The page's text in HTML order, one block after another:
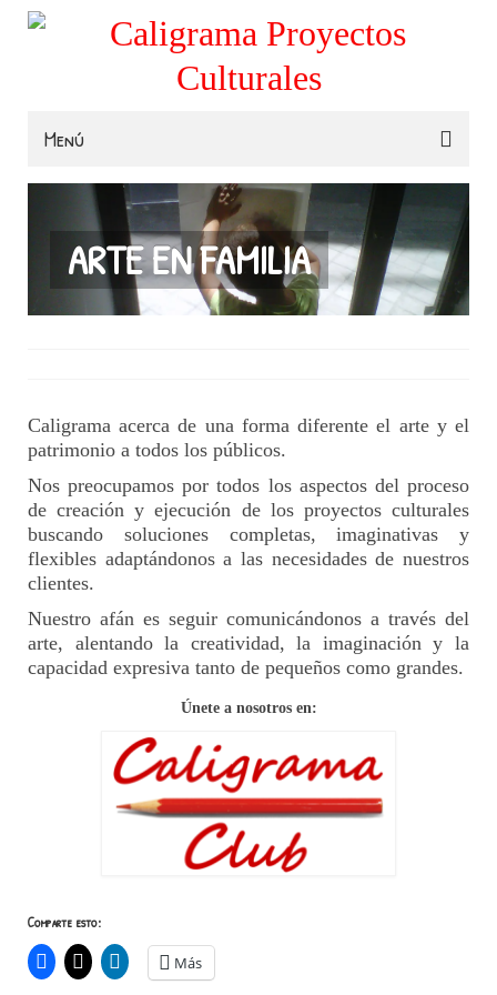
Menú
Familias
Colegios
Museos e Instituciones
ARTE EN FAMILIA
Caligrama acerca de una forma diferente el arte y el
patrimonio a todos los públicos.
Nos preocupamos por todos los aspectos del proceso
de creación y ejecución de los proyectos culturales
buscando soluciones completas, imaginativas y
flexibles adaptándonos a las necesidades de nuestros
clientes.
Nuestro afán es seguir comunicándonos a través del
arte, alentando la creatividad, la imaginación y la
capacidad expresiva tanto de pequeños como grandes.
Únete a nosotros en:
Comparte esto:
Más